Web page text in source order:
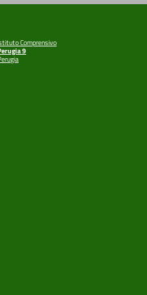
Comprensivo
9